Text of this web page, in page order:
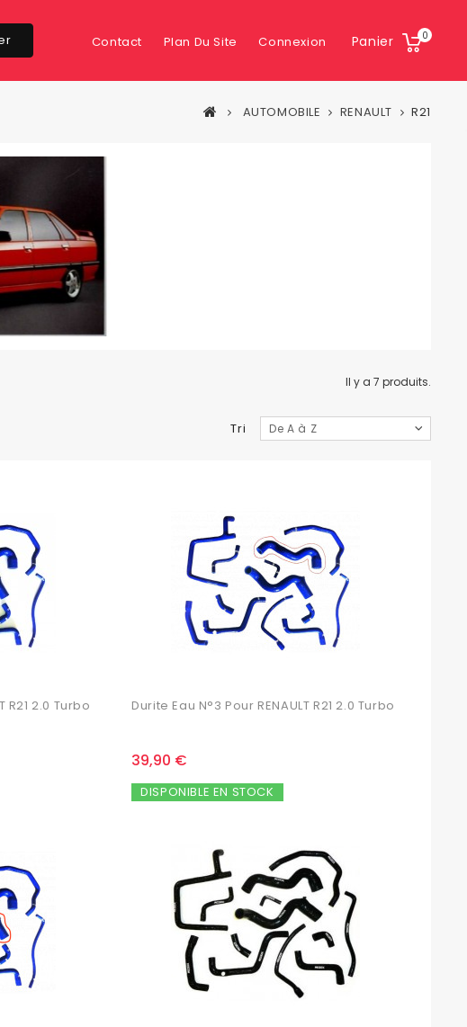
Panier 0
Contact Plan Du Site Connexion
AUTOMOBILE RENAULT R21
Il y a 7 produits.
Tri De A à Z
R21 2.0 Turbo Durite Eau N°3 Pour RENAULT R21 2.0 Turbo
39,90 €
DISPONIBLE EN STOCK